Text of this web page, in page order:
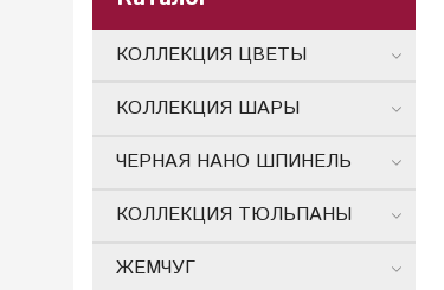
КОЛЛЕКЦИЯ ЦВЕТЫ
КОЛЛЕКЦИЯ ШАРЫ
ЧЕРНАЯ НАНО ШПИНЕЛЬ
КОЛЛЕКЦИЯ ТЮЛЬПАНЫ
ЖЕМЧУГ